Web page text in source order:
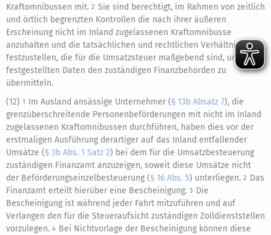
Kraftomnibussen mit. 2 Sie sind berechtigt, im Rahmen von zeitlich
und örtlich begrenzten Kontrollen die nach ihrer äußeren
Erscheinung nicht im Inland zugelassenen Kraftomnibusse
anzuhalten und die tatsächlichen und rechtlichen Verhältnisse
festzustellen, die für die Umsatzsteuer maßgebend sind, und die
festgestellten Daten den zuständigen Finanzbehörden zu
übermitteln.
(12) 1 Im Ausland ansässige Unternehmer (§ 13b Absatz 7), die
grenzüberschreitende Personenbeförderungen mit nicht im Inland
zugelassenen Kraftomnibussen durchführen, haben dies vor der
erstmaligen Ausführung derartiger auf das Inland entfallender
Umsätze (§ 3b Abs. 1 Satz 2) bei dem für die Umsatzbesteuerung
zuständigen Finanzamt anzuzeigen, soweit diese Umsätze nicht
der Beförderungseinzelbesteuerung (§ 16 Abs. 5) unterliegen. 2 Das
Finanzamt erteilt hierüber eine Bescheinigung. 3 Die
Bescheinigung ist während jeder Fahrt mitzuführen und auf
Verlangen den für die Steueraufsicht zuständigen Zolldienststellen
vorzulegen. 4 Bei Nichtvorlage der Bescheinigung können diese